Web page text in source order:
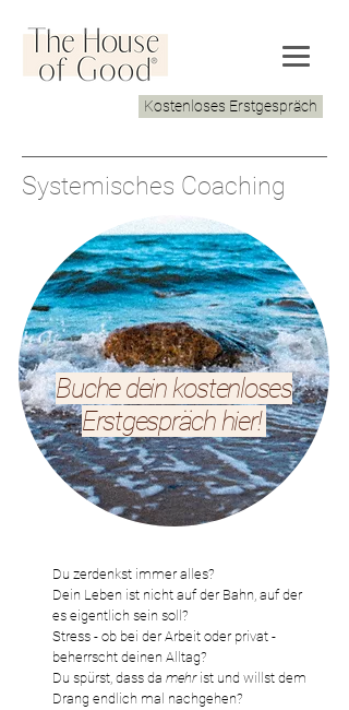
Kostenloses Erstgespräch
Systemisches Coaching
Buche dein kostenloses
Erstgespräch hier!
Du zerdenkst immer alles?
Dein Leben ist nicht auf der Bahn, auf der
es eigentlich sein soll?
Stress - ob bei der Arbeit oder privat -
beherrscht deinen Alltag?
Du spürst, dass da mehrist und willst dem
Drang endlich mal nachgehen?